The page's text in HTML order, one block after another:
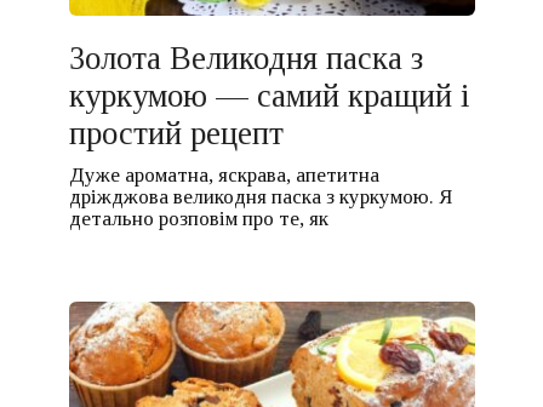
Золота Великодня паска з
куркумою — самий кращий і
простий рецепт
Дуже ароматна, яскрава, апетитна
дріжджова великодня паска з куркумою. Я
детально розповім про те, як